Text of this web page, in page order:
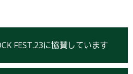
FEST.23に協賛しています